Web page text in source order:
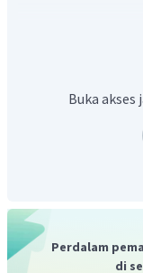
Xilena atau
benzena dengan
. Xilena
(dari cincin
metil terpasang.
Buka
Perdalam
di